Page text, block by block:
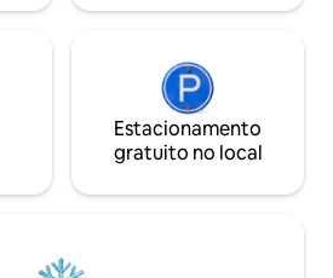
(cobrança)
Estacionamento
gratuito no local